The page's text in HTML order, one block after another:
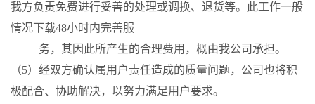
我方负责免费进行妥善的处理或调换、退货等。此工作一般
情况下载48小时内完善服
务，其因此所产生的合理费用，概由我公司承担。
（5）经双方确认属用户责任造成的质量问题，公司也将积
极配合、协助解决，以努力满足用户要求。